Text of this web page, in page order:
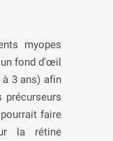
myopes
fond d’œil
3 ans) afin
précurseurs
faire
la rétine